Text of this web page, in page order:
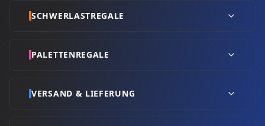
SCHWERLASTREGALE
PALETTENREGALE
VERSAND & LIEFERUNG